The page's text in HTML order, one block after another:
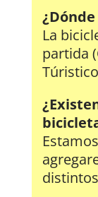
La
partida